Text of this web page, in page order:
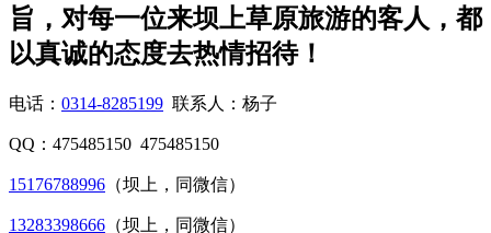
旨，对每一位来坝上草原旅游的客人，都
以真诚的态度去热情招待！
电话： 0314-8285199 联系人：杨子
QQ：475485150 475485150
15176788996 （坝上，同微信）
13283398666 （坝上，同微信）